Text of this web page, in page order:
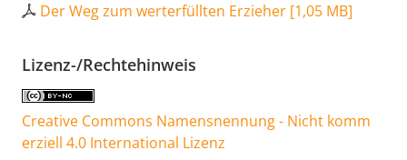
Der Weg zum werterfüllten Erzieher [1,05 MB]
Lizenz-/Rechtehinweis
Creative Commons Namensnennung - Nicht komm
erziell 4.0 International Lizenz